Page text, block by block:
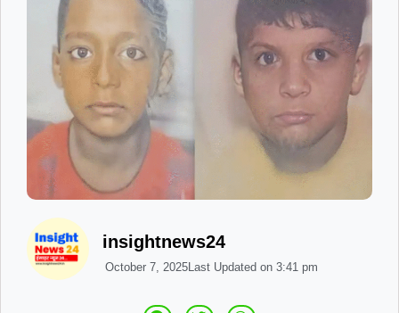
insightnews24
October 7, 2025Last Updated on 3:41 pm